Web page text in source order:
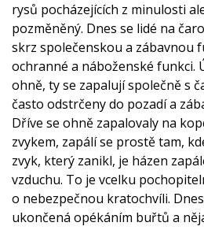
rysů pocházejících z minulosti
pozměněný. Dnes se lidé na
skrz společenskou a zábavnou
ochranné a náboženské funkci.
ohně, ty se zapalují společně s
často odstrčeny do pozadí a
Dříve se ohně zapalovaly na
zvykem, zapálí se prostě tam,
zvyk, který zanikl, je házen
vzduchu. To je vcelku
o nebezpečnou kratochvíli.
ukončená opékáním buřtů a